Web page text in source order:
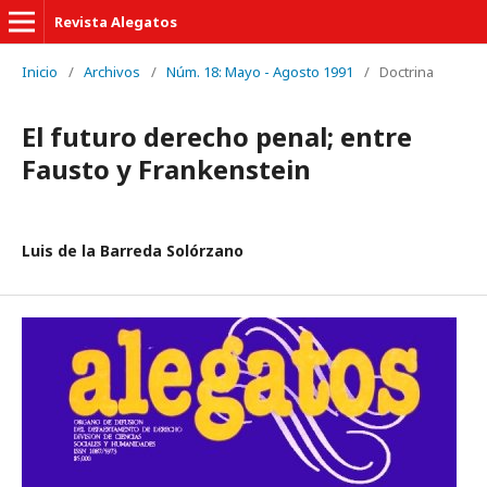
Revista Alegatos
Inicio / Archivos / Núm. 18: Mayo - Agosto 1991 / Doctrina
El futuro derecho penal; entre
Fausto y Frankenstein
Luis de la Barreda Solórzano